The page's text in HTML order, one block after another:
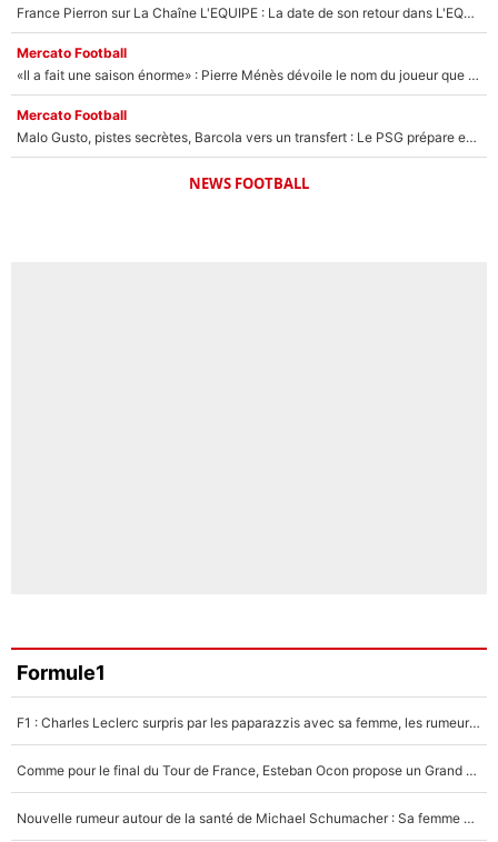
France Pierron sur La Chaîne L'EQUIPE : La date de son retour dans L'EQUIPE de Choc est connue... et c'était très attendu
Mercato Football
«Il a fait une saison énorme» : Pierre Ménès dévoile le nom du joueur que l’OM devait absolument recruter cet été, l’IA valide la piste !
Mercato Football
Malo Gusto, pistes secrètes, Barcola vers un transfert : Le PSG prépare encore des surprises sur le mercato
NEWS FOOTBALL
Formule1
F1 : Charles Leclerc surpris par les paparazzis avec sa femme, les rumeurs étaient vraies !
Comme pour le final du Tour de France, Esteban Ocon propose un Grand Prix de Formule 1 à Paris : «Autour de l’Arc de Triomphe, ce serait génial» !
Nouvelle rumeur autour de la santé de Michael Schumacher : Sa femme Corinna sort du silence